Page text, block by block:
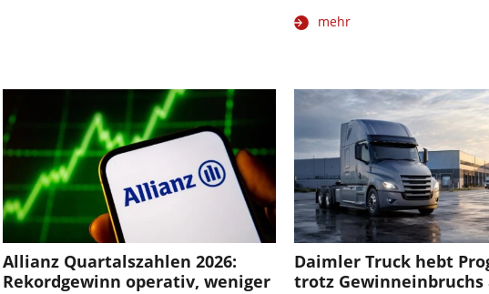
mehr
Allianz Quartalszahlen 2026:
Rekordgewinn operativ, weniger
Daimler Truck hebt
trotz Gewinneinbruchs